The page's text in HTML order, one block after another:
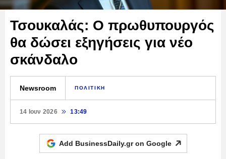
Τσουκαλάς: Ο πρωθυπουργός
θα δώσει εξηγήσεις για νέο
σκάνδαλο
Newsroom ΠΟΛΙΤΙΚΗ
14 Ιουν 2026 13:49
Add BusinessDaily.gr on Google